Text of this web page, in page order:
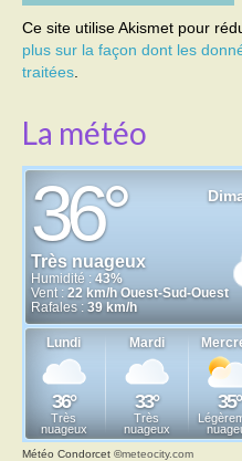
Ce site utilise Akismet pour
plus sur la façon dont les
traitées
La météo
Météo Condorcet ©meteocity.com